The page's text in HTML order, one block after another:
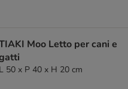
Moo Letto per cani e
L 50 x P 40 x H 20 cm